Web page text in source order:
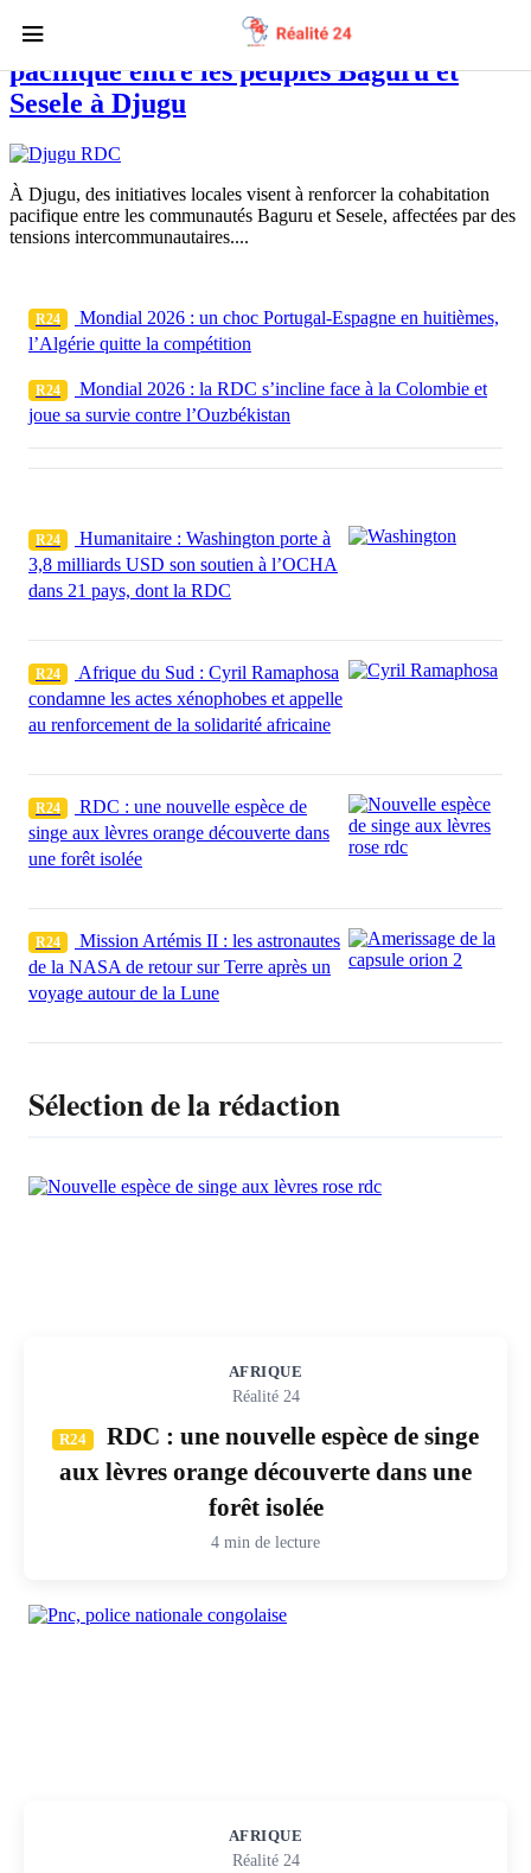
Renforcement de la cohabitation
pacifique entre les peuples Baguru et
Sesele à Djugu
À Djugu, des initiatives locales visent à renforcer la cohabitation
pacifique entre les communautés Baguru et Sesele, affectées par des
tensions intercommunautaires....
R24
Mondial 2026 : un choc Portugal-Espagne en huitièmes,
l’Algérie quitte la compétition
R24
Mondial 2026 : la RDC s’incline face à la Colombie et
joue sa survie contre l’Ouzbékistan
R24
Humanitaire : Washington porte à
3,8 milliards USD son soutien à l’OCHA
dans 21 pays, dont la RDC
R24
Afrique du Sud : Cyril Ramaphosa
condamne les actes xénophobes et appelle
au renforcement de la solidarité africaine
R24
RDC : une nouvelle espèce de
singe aux lèvres orange découverte dans
une forêt isolée
R24
Mission Artémis II : les astronautes
de la NASA de retour sur Terre après un
voyage autour de la Lune
Sélection de la rédaction
AFRIQUE
Réalité 24
R24
RDC : une nouvelle espèce de singe
aux lèvres orange découverte dans une
forêt isolée
4 min de lecture
AFRIQUE
Réalité 24